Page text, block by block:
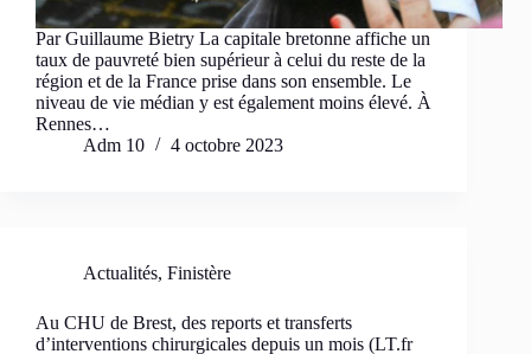
Par Guillaume Bietry La capitale bretonne affiche un
taux de pauvreté bien supérieur à celui du reste de la
région et de la France prise dans son ensemble. Le
niveau de vie médian y est également moins élevé. À
Rennes…
Adm 10
4 octobre 2023
Actualités, Finistère
Au CHU de Brest, des reports et transferts
d’interventions chirurgicales depuis un mois (LT.fr